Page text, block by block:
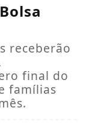
receberão
final do
famílias